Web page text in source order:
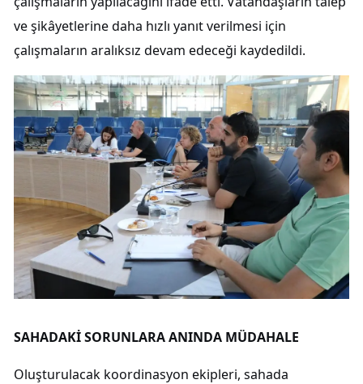
ve şikâyetlerine daha hızlı yanıt verilmesi için
çalışmaların aralıksız devam edeceği kaydedildi.
SAHADAKİ SORUNLARA ANINDA MÜDAHALE
Oluşturulacak koordinasyon ekipleri, sahada